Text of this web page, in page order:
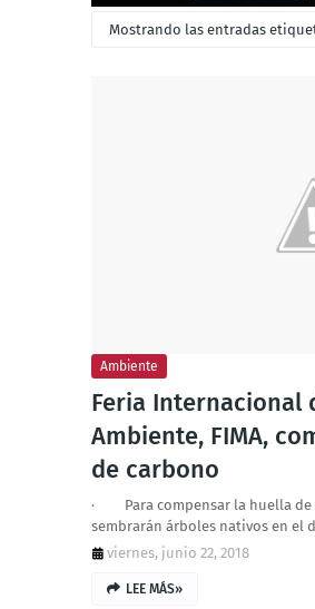
Mostrando las entradas
Ambiente
Feria Internacional
Ambiente, FIMA,
de carbono
· Para compensar la huella de
sembrarán árboles nativos en el
viernes, junio 22, 2018
LEE MÁS»